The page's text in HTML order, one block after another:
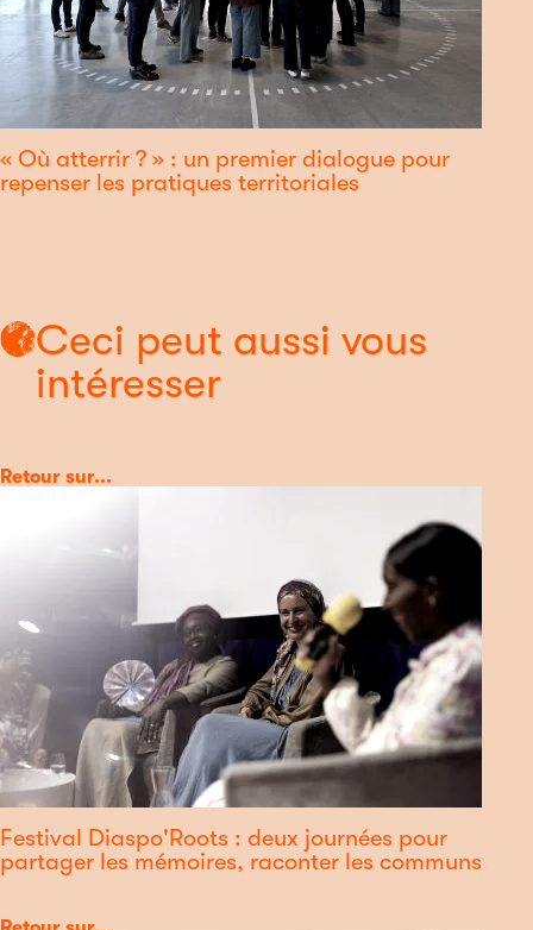
« Où atterrir ? » : un premier dialogue pour
repenser les pratiques territoriales
Ceci peut aussi vous
intéresser
Catégorie
Retour sur...
Festival Diaspo'Roots : deux journées pour
partager les mémoires, raconter les communs